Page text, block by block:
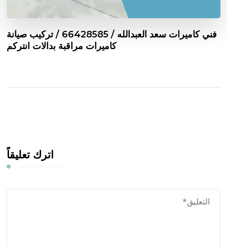
فني كاميرات سعد العبدالله / 66428585 / تركيب صيانة
كاميرات مراقبة بدالات انتركم
اترك تعليقاً